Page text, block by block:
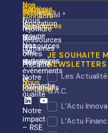
Nos
services
Innovation
Ressources
humaines
Fiscalité
Nos
Actualités
/
Ressources
Nos
ressources
Nos
événements
et
formations
Nous
connaître
Notre
groupe
Nos
partenaires
Notre
démarche
qualité
Notre
impact
– RSE
Carrières
Nous
rejoindre
Nos
offres
d’emploi
Nous
contacter
LinkedinYoutube